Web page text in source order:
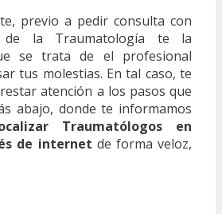
previo a pedir consulta con
de la Traumatología te la
se trata de el profesional
tus molestias. En tal caso, te
atención a los pasos que
abajo, donde te informamos
Traumatólogos en
de internet de forma veloz,